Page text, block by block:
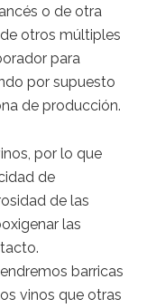
o de otra
otros múltiples
para
por supuesto
de producción.
por lo que
de
de las
las
barricas
vinos que otras